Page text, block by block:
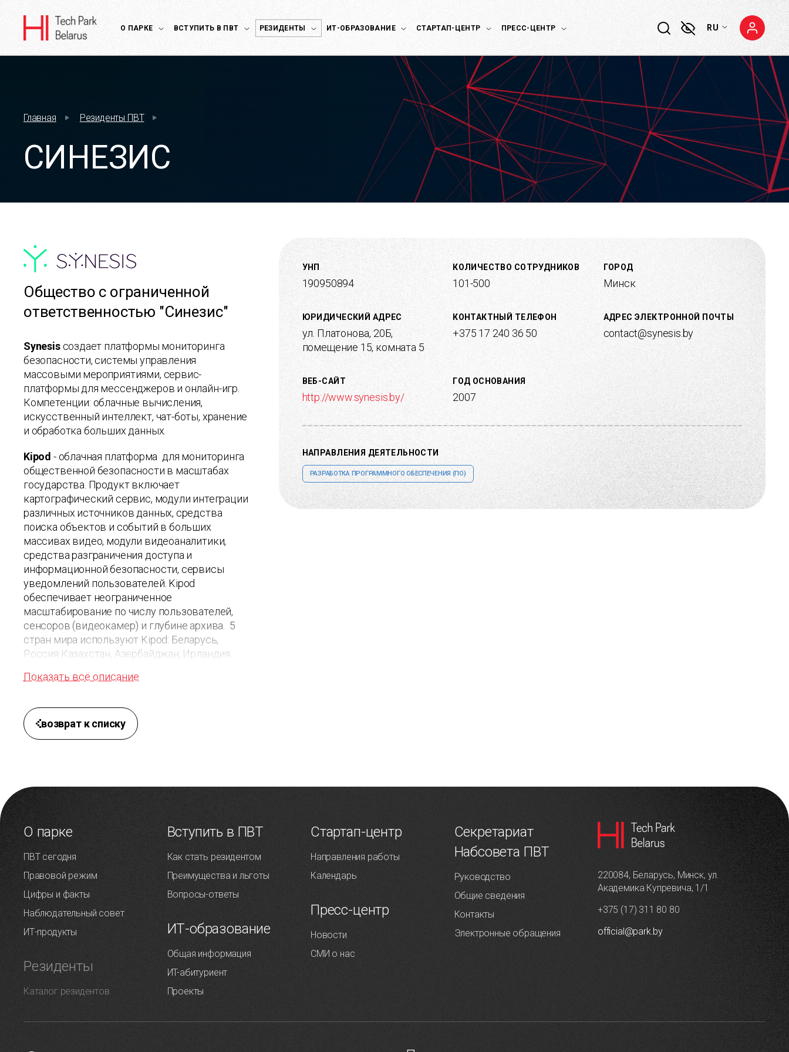
О ПАРКЕ ВСТУПИТЬ В ПВТ РЕЗИДЕНТЫ ИТ-ОБРАЗОВАНИЕ СТАРТАП-ЦЕНТР ПРЕСС-ЦЕНТР RU
Главная Резиденты ПВТ
СИНЕЗИС
Общество с ограниченной
ответственностью "Синезис"
Synesis создает платформы мониторинга
безопасности, системы управления
массовыми мероприятиями, сервис-
платформы для мессенджеров и онлайн-игр.
Компетенции: облачные вычисления,
искусственный интеллект, чат-боты, хранение
и обработка больших данных.
Kipod - облачная платформа для мониторинга
общественной безопасности в масштабах
государства. Продукт включает
картографический сервис, модули интеграции
различных источников данных, средства
поиска объектов и событий в больших
массивах видео, модули видеоаналитики,
средства разграничения доступа и
информационной безопасности, сервисы
уведомлений пользователей. Kipod
обеспечивает неограниченное
масштабирование по числу пользователей,
сенсоров (видеокамер) и глубине архива. 5
стран мира используют Kipod: Беларусь,
Россия Казахстан, Азербайджан, Ирландия.
Показать всё описание
возврат к списку
УНП
190950894
КОЛИЧЕСТВО СОТРУДНИКОВ
101-500
ГОРОД
Минск
ЮРИДИЧЕСКИЙ АДРЕС
ул. Платонова, 20Б,
помещение 15, комната 5
КОНТАКТНЫЙ ТЕЛЕФОН
+375 17 240 36 50
АДРЕС ЭЛЕКТРОННОЙ ПОЧТЫ
contact@synesis.by
ВЕБ-САЙТ
http://www.synesis.by/
ГОД ОСНОВАНИЯ
2007
НАПРАВЛЕНИЯ ДЕЯТЕЛЬНОСТИ
РАЗРАБОТКА ПРОГРАММНОГО ОБЕСПЕЧЕНИЯ (ПО)
О парке
ПВТ сегодня
Правовой режим
Цифры и факты
Наблюдательный совет
ИТ-продукты
Резиденты
Каталог резидентов
Вступить в ПВТ
Как стать резидентом
Преимущества и льготы
Вопросы-ответы
ИТ-образование
Общая информация
ИT-абитуриент
Проекты
Стартап-центр
Направления работы
Календарь
Пресс-центр
Новости
СМИ о нас
Секретариат
Набсовета ПВТ
Руководство
Общие сведения
Контакты
Электронные обращения
220084, Беларусь, Минск, ул.
Академика Купревича, 1/1
+375 (17) 311 80 80
official@park.by